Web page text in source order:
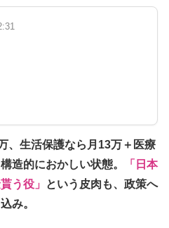
、生活保護なら月13万＋医療
造的におかしい状態。
「日本
う役」
という皮肉も、政策へ
み。